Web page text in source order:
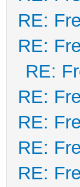
RE:
RE:
RE:
RE:
RE:
RE:
RE: